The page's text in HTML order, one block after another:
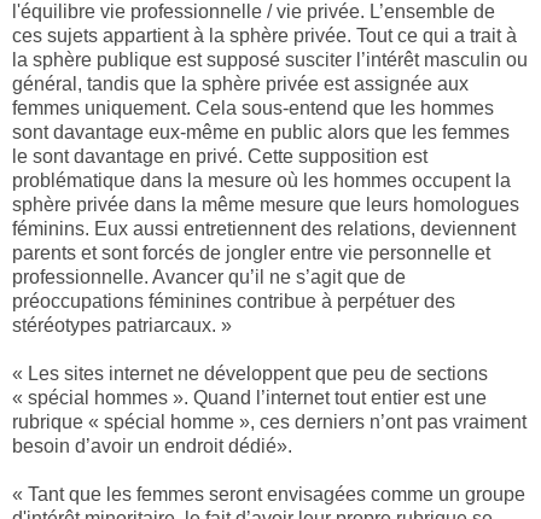
l'équilibre vie professionnelle / vie privée. L’ensemble de
ces sujets appartient à la sphère privée. Tout ce qui a trait à
la sphère publique est supposé susciter l’intérêt masculin ou
général, tandis que la sphère privée est assignée aux
femmes uniquement. Cela sous-entend que les hommes
sont davantage eux-même en public alors que les femmes
le sont davantage en privé. Cette supposition est
problématique dans la mesure où les hommes occupent la
sphère privée dans la même mesure que leurs homologues
féminins. Eux aussi entretiennent des relations, deviennent
parents et sont forcés de jongler entre vie personnelle et
professionnelle. Avancer qu’il ne s’agit que de
préoccupations féminines contribue à perpétuer des
stéréotypes patriarcaux. »
« Les sites internet ne développent que peu de sections
« spécial hommes ». Quand l’internet tout entier est une
rubrique « spécial homme », ces derniers n’ont pas vraiment
besoin d’avoir un endroit dédié».
« Tant que les femmes seront envisagées comme un groupe